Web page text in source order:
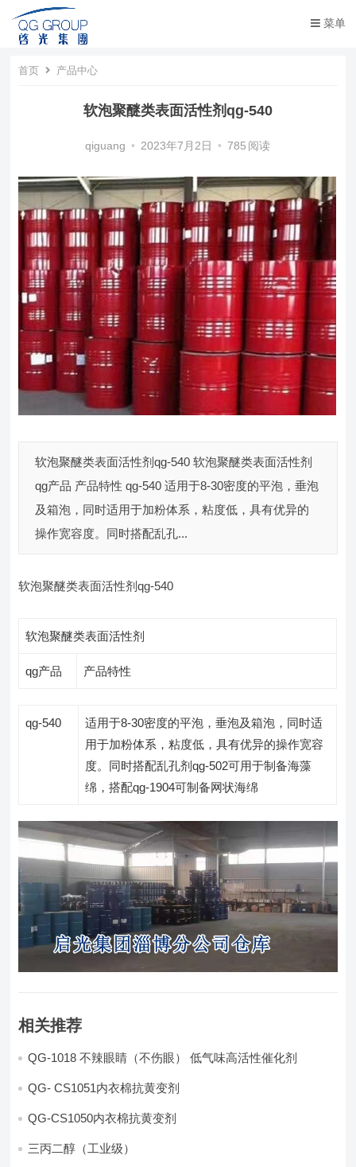
菜单
首页 产品中心
软泡聚醚类表面活性剂qg-540
qiguang • 2023年7月2日 • 785 阅读
软泡聚醚类表面活性剂qg-540 软泡聚醚类表面活性剂
qg产品 产品特性 qg-540 适用于8-30密度的平泡，垂泡
及箱泡，同时适用于加粉体系，粘度低，具有优异的
操作宽容度。同时搭配乱孔...
软泡聚醚类表面活性剂qg-540
软泡聚醚类表面活性剂
qg产品 产品特性
qg-540
适用于8-30密度的平泡，垂泡及箱泡，同时适
用于加粉体系，粘度低，具有优异的操作宽容
度。同时搭配乱孔剂qg-502可用于制备海藻
绵，搭配qg-1904可制备网状海绵
相关推荐
QG-1018 不辣眼睛（不伤眼） 低气味高活性催化剂
QG- CS1051内衣棉抗黄变剂
QG-CS1050内衣棉抗黄变剂
三丙二醇（工业级）